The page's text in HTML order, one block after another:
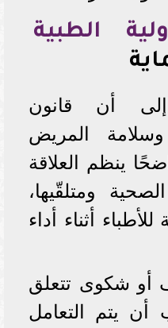
الطبية
إلى أن قانون
وسلامة المريض
ينظم العلاقة
ومتلقّيها،
أثناء أداء
أو شكوى تتعلق
أن يتم التعامل